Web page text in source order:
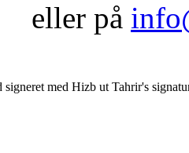
eller på
med Hizb ut Tahrir's